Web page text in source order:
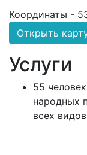
Координаты -
Открыть
Услуги
55
народных
всех